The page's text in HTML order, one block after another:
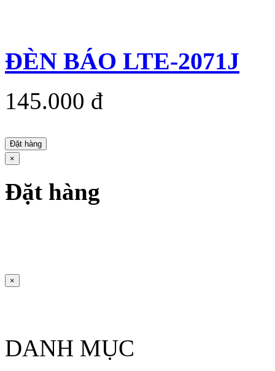
ĐÈN BÁO LTE-2071J
145.000 đ
Đặt hàng
×
Đặt hàng
×
DANH MỤC